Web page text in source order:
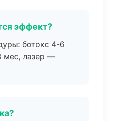
эффект?
ботокс 4-6
мес, лазер —